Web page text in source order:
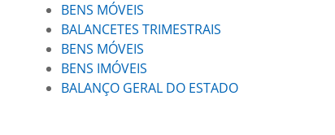
BENS MÓVEIS
BALANCETES TRIMESTRAIS
BENS MÓVEIS
BENS IMÓVEIS
BALANÇO GERAL DO ESTADO